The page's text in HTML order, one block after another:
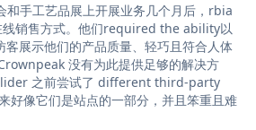
手工艺品展上开展业务几个月后，rbia
线销售方式。他们required the ability以
客展示他们的产品质量、轻巧且符合人体
没有为此提供足够的解决方
之前尝试了 different third-party
好像它们是站点的一部分，并且笨重且难